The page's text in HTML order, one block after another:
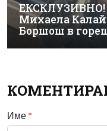
ЕКСКЛУЗИВНО!
Михаела
Боршош в
Име *